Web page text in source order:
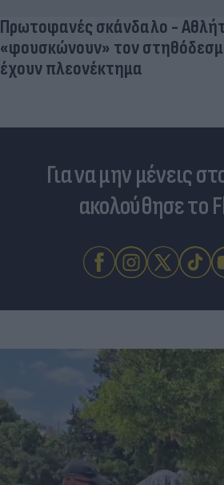
Για να μην μένεις
ακολούθησε το